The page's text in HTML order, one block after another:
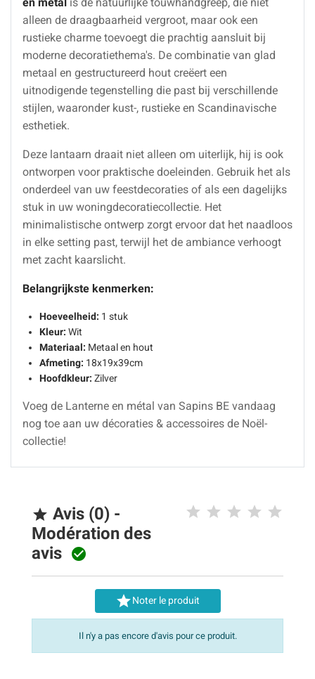
alleen de draagbaarheid vergroot, maar ook een
rustieke charme toevoegt die prachtig aansluit bij
moderne decoratiethema's. De combinatie van glad
metaal en gestructureerd hout creëert een
uitnodigende tegenstelling die past bij verschillende
stijlen, waaronder kust-, rustieke en Scandinavische
esthetiek.
Deze lantaarn draait niet alleen om uiterlijk, hij is ook
ontworpen voor praktische doeleinden. Gebruik het als
onderdeel van uw feestdecoraties of als een dagelijks
stuk in uw woningdecoratiecollectie. Het
minimalistische ontwerp zorgt ervoor dat het naadloos
in elke setting past, terwijl het de ambiance verhoogt
met zacht kaarslicht.
Belangrijkste kenmerken:
Hoeveelheid: 1 stuk
Kleur: Wit
Materiaal: Metaal en hout
Afmeting: 18x19x39cm
Hoofdkleur: Zilver
Voeg de Lanterne en métal van Sapins BE vandaag
nog toe aan uw décoraties & accessoires de Noël-
collectie!
 Avis (0) -
Modération des
avis 
Noter le produit
Il n'y a pas encore d'avis pour ce produit.